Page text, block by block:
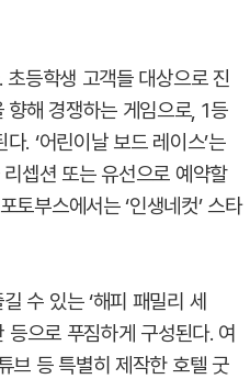
등학생 고객들 대상으로 진
해 경쟁하는 게임으로, 1등
. ‘어린이날 보드 레이스’는
셉션 또는 유선으로 예약할
부스에서는 ‘인생네컷’ 스타
수 있는 ‘해피 패밀리 세
으로 푸짐하게 구성된다. 여
브 등 특별히 제작한 호텔 굿